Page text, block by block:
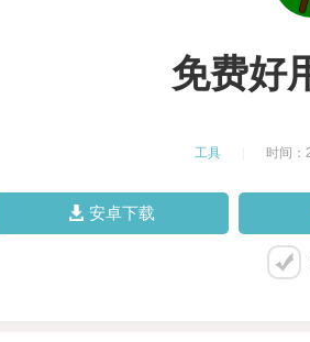
免费好
工具 时间：
安卓下载